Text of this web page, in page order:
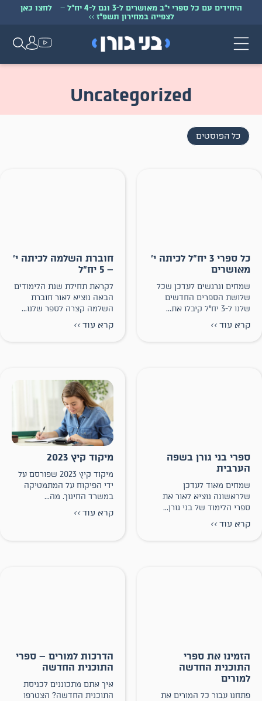
היחידים עם כל ספרי י״ב מאושרים ל-3 וגם ל-4 יח״ל –
לחצו כאן
לצפייה במחירון תשפ״ז >>
Uncategorized
כל הפוסטים
כל ספרי 3 יח״ל לכיתה י׳
מאושרים
שמחים ונרגשים לעדכן שכל
שלושת הספרים החדשים
שלנו ל-3 יח״ל קיבלו את...
קרא עוד>>
חוברת השלמה לכיתה י׳
– 5 יח״ל
לקראת תחילת שנת הלימודים
הבאה נוציא לאור חוברת
השלמה קצרה לספר שלנו...
קרא עוד>>
ספרי בני גורן בשפה
הערבית
שמחים מאוד לעדכן
שלראשונה נוציא לאור את
ספרי הלימוד של בני גורן...
קרא עוד>>
מיקוד קיץ 2023
מיקוד קיץ 2023 שפורסם על
ידי הפיקוח על המתמטיקה
במשרד החינוך. מה...
קרא עוד>>
הזמינו את ספרי
התוכנית החדשה
למורים
פתחנו עבור כל המורים את
הדרכות למורים – ספרי
התוכנית החדשה
איך אתם מתכוננים לכניסת
התוכנית החדשה? הצטרפו